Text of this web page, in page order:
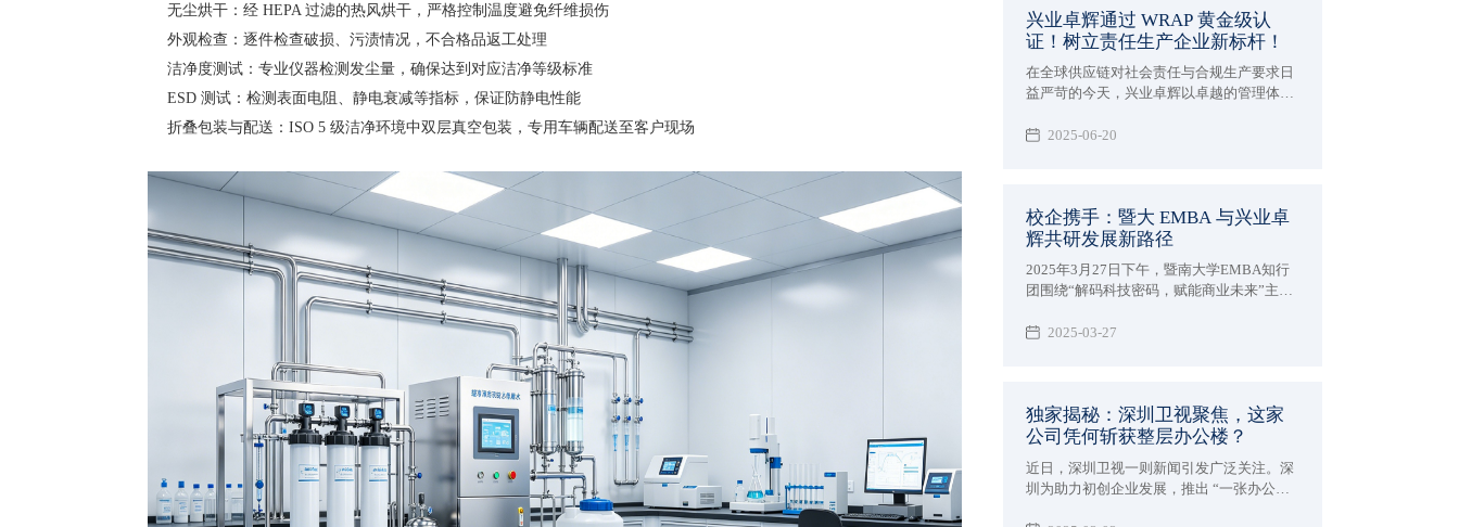
无尘烘干：经 HEPA 过滤的热风烘干，严格控制温度避免纤维损伤
外观检查：逐件检查破损、污渍情况，不合格品返工处理
洁净度测试：专业仪器检测发尘量，确保达到对应洁净等级标准
ESD 测试：检测表面电阻、静电衰减等指标，保证防静电性能
折叠包装与配送：ISO 5 级洁净环境中双层真空包装，专用车辆配送至客户现场
兴业卓辉通过 WRAP 黄金级认
证！树立责任生产企业新标杆！
在全球供应链对社会责任与合规生产要求日
益严苛的今天，兴业卓辉以卓越的管理体系
WRAP（Worldwide Responsible Accredited
2025-06-20
校企携手：暨大 EMBA 与兴业卓
辉共研发展新路径
2025年3月27日下午，暨南大学EMBA知行
团围绕“解码科技密码，赋能商业未来”主题
行交流和学习。
2025-03-27
独家揭秘：深圳卫视聚焦，这家
公司凭何斩获整层办公楼？
近日，深圳卫视一则新闻引发广泛关注。深
圳为助力初创企业发展，推出 “一张办公